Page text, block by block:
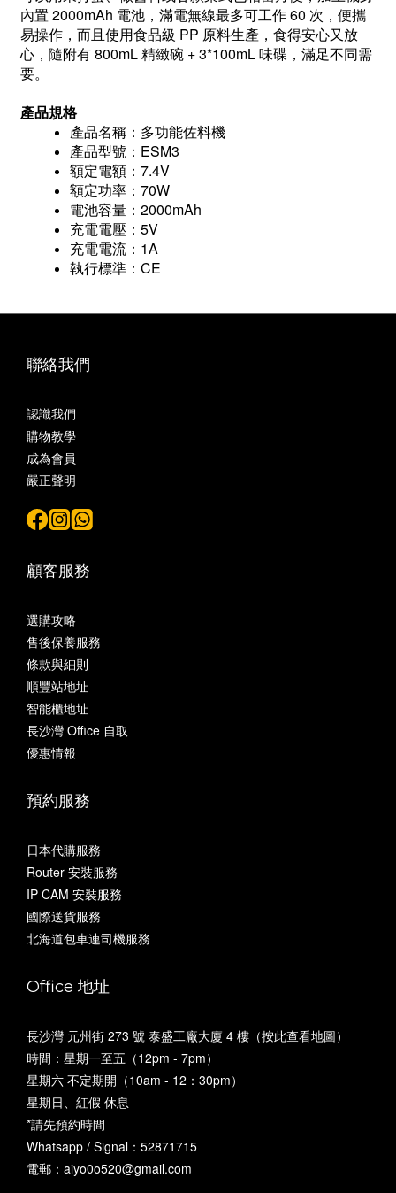
內置 2000mAh 電池，滿電無線最多可工作 60 次，便攜
易操作，而且使用食品級 PP 原料生產，食得安心又放
心，隨附有 800mL 精緻碗 + 3*100mL 味碟，滿足不同需
要。
產品規格
產品名稱：多功能佐料機
產品型號：ESM3
額定電額：7.4V
額定功率：70W
電池容量：2000mAh
充電電壓：5V
充電電流：1A
執行標準：CE
聯絡我們
認識我們
購物教學
成為會員
嚴正聲明
顧客服務
選購攻略
售後保養服務
條款與細則
順豐站地址
智能櫃地址
長沙灣 Office 自取
優惠情報
預約服務
日本代購服務
Router 安裝服務
IP CAM 安裝服務
國際送貨服務
北海道包車連司機服務
Office 地址
長沙灣 元州街 273 號 泰盛工廠大廈 4 樓（按此查看地圖）
時間：星期一至五（12pm - 7pm）
星期六 不定期開（10am - 12：30pm）
星期日、紅假 休息
*請先預約時間
Whatsapp / Signal：52871715
電郵：aiyo0o520@gmail.com